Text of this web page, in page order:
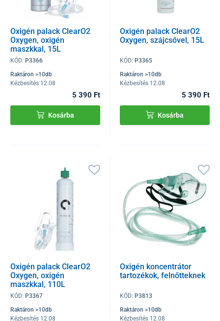
Oxigén palack ClearO2
Oxygen, oxigén
maszkkal, 15L
KÓD: P3366
Raktáron >10db
Kézbesítés 12.08
5 390 Ft
Kosárba
Oxigén palack ClearO2
Oxygen, szájcsővel, 15L
KÓD: P3365
Raktáron >10db
Kézbesítés 12.08
5 390 Ft
Kosárba
Oxigén palack ClearO2
Oxygen, oxigén
maszkkal, 110L
KÓD: P3367
Raktáron >10db
Kézbesítés 12.08
Oxigén koncentrátor
tartozékok, felnőtteknek
KÓD: P3813
Raktáron >10db
Kézbesítés 12.08